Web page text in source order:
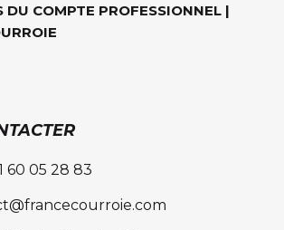
DU COMPTE PROFESSIONNEL |
60 05 28 83